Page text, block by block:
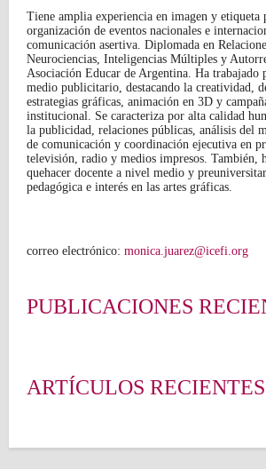
Tiene amplia experiencia en imagen y etiqueta
organización de eventos nacionales e
comunicación asertiva. Diplomada en
Neurociencias, Inteligencias Múltiples y
Asociación Educar de Argentina. Ha trabajado
medio publicitario, destacando la creatividad,
estrategias gráficas, animación en 3D y
institucional. Se caracteriza por alta calidad
la publicidad, relaciones públicas, análisis del
de comunicación y coordinación ejecutiva en
televisión, radio y medios impresos. También,
quehacer docente a nivel medio y
pedagógica e interés en las artes gráficas.
correo electrónico: monica.juarez@icefi.org
PUBLICACIONES
ARTÍCULOS RECIENTES